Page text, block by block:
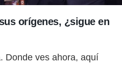
orígenes, ¿sigue en
Donde ves ahora, aquí